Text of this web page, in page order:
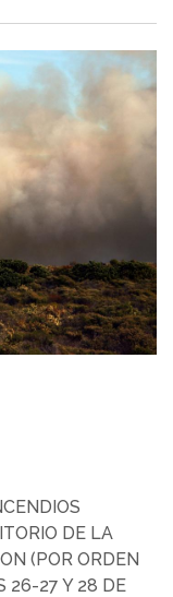
DE LA
(POR ORDEN
26-27 Y 28 DE